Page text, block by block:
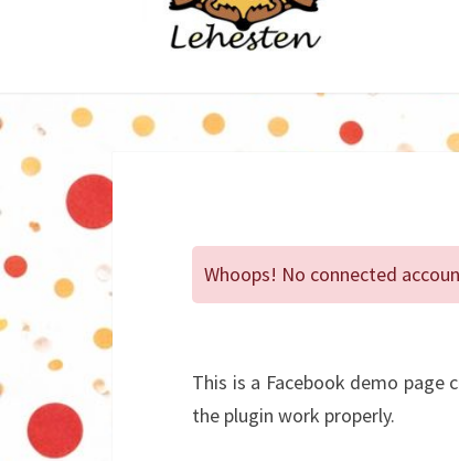
Whoops! No connected
This is a Facebook demo
the plugin work properly.